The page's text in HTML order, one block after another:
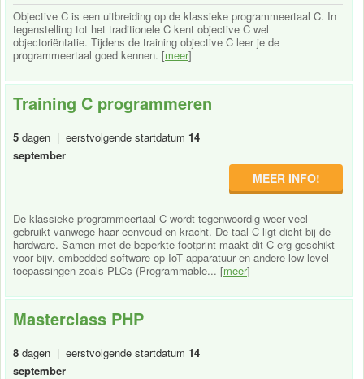
Objective C is een uitbreiding op de klassieke programmeertaal C. In
tegenstelling tot het traditionele C kent objective C wel
objectoriëntatie. Tijdens de training objective C leer je de
programmeertaal goed kennen. [meer]
Training C programmeren
5 dagen | eerstvolgende startdatum 14
september
MEER INFO!
De klassieke programmeertaal C wordt tegenwoordig weer veel
gebruikt vanwege haar eenvoud en kracht. De taal C ligt dicht bij de
hardware. Samen met de beperkte footprint maakt dit C erg geschikt
voor bijv. embedded software op IoT apparatuur en andere low level
toepassingen zoals PLCs (Programmable... [meer]
Masterclass PHP
8 dagen | eerstvolgende startdatum 14
september